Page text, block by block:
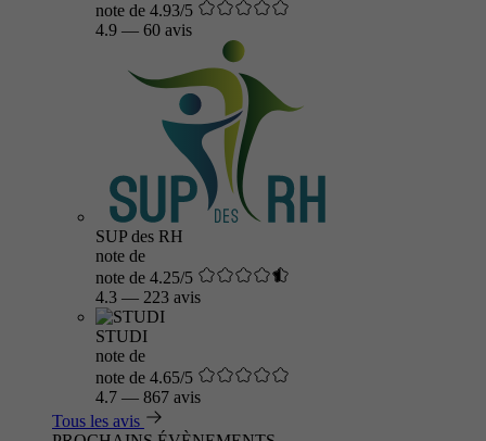
note de 4.93/5
4.9 — 60 avis
SUP des RH
note de
note de 4.25/5
4.3 — 223 avis
STUDI
note de
note de 4.65/5
4.7 — 867 avis
Tous les avis